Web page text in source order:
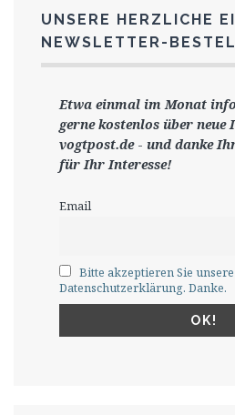
UNSERE HERZLICHE
NEWSLETTER-
Etwa einmal im Monat
gernekostenlos über neue
vogtpost.de- und danke
für Ihr Interesse!
Email
Bitte akzeptieren Sie unsere
Datenschutzerklärung. Danke.